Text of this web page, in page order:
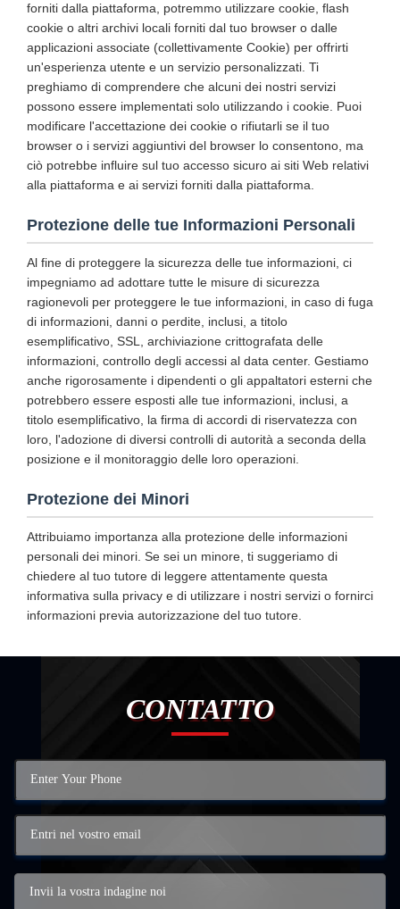
forniti dalla piattaforma, potremmo utilizzare cookie, flash
cookie o altri archivi locali forniti dal tuo browser o dalle
applicazioni associate (collettivamente Cookie) per offrirti
un'esperienza utente e un servizio personalizzati. Ti
preghiamo di comprendere che alcuni dei nostri servizi
possono essere implementati solo utilizzando i cookie. Puoi
modificare l'accettazione dei cookie o rifiutarli se il tuo
browser o i servizi aggiuntivi del browser lo consentono, ma
ciò potrebbe influire sul tuo accesso sicuro ai siti Web relativi
alla piattaforma e ai servizi forniti dalla piattaforma.
Protezione delle tue Informazioni Personali
Al fine di proteggere la sicurezza delle tue informazioni, ci
impegniamo ad adottare tutte le misure di sicurezza
ragionevoli per proteggere le tue informazioni, in caso di fuga
di informazioni, danni o perdite, inclusi, a titolo
esemplificativo, SSL, archiviazione crittografata delle
informazioni, controllo degli accessi al data center. Gestiamo
anche rigorosamente i dipendenti o gli appaltatori esterni che
potrebbero essere esposti alle tue informazioni, inclusi, a
titolo esemplificativo, la firma di accordi di riservatezza con
loro, l'adozione di diversi controlli di autorità a seconda della
posizione e il monitoraggio delle loro operazioni.
Protezione dei Minori
Attribuiamo importanza alla protezione delle informazioni
personali dei minori. Se sei un minore, ti suggeriamo di
chiedere al tuo tutore di leggere attentamente questa
informativa sulla privacy e di utilizzare i nostri servizi o fornirci
informazioni previa autorizzazione del tuo tutore.
CONTATTO